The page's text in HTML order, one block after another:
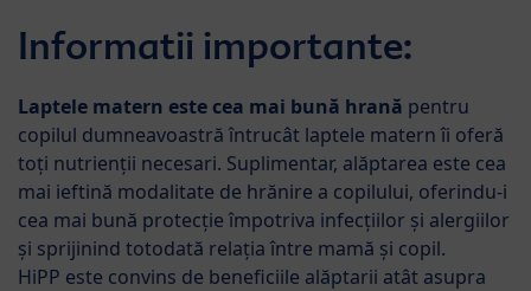
Menü
Produse
Informatii importante:
Laptele matern este cea mai bună hrană pentru
copilul dumneavoastră întrucât laptele matern îi oferă
toți nutrienții necesari. Suplimentar, alăptarea este cea
mai ieftină modalitate de hrănire a copilului, oferindu-i
cea mai bună protecție împotriva infecțiilor și alergiilor
şi sprijinind totodată relația între mamă și copil.
HiPP este convins de beneficiile alăptarii atât asupra